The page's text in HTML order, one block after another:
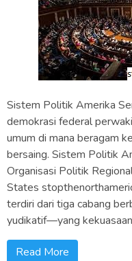
Sistem Politik Amerika
demokrasi federal
umum di mana beragam
bersaing. Sistem Politik
Organisasi Politik
States
terdiri dari tiga cabang
yudikatif—yang
Read More